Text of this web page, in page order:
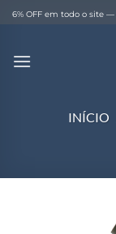
Skip6% OFF em todo o site —
INÍCIO